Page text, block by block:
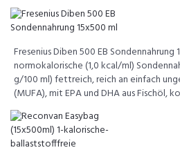
Fresenius Diben 500 EB
normokalorische (1,0 kcal/ml)
g/100 ml) fettreich, reich an einfach
(MUFA), mit EPA und DHA aus Fischöl,